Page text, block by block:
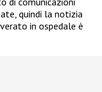
quindi la notizia
in ospedale è